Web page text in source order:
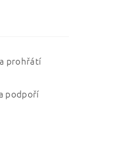
prohřátí
podpoří